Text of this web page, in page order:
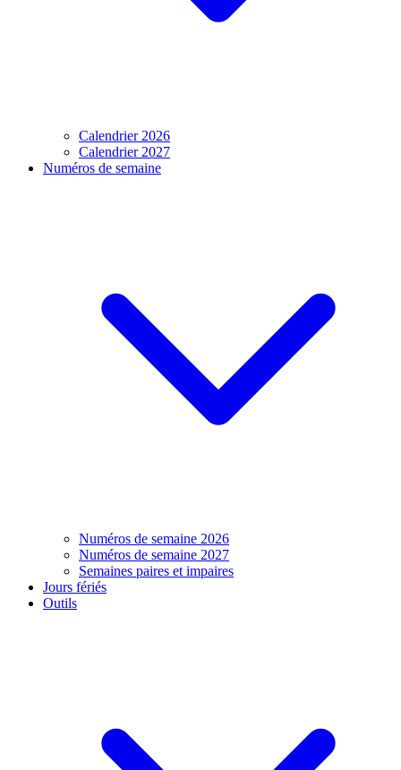
Calendrier 2026
Calendrier 2027
Numéros de semaine
Numéros de semaine 2026
Numéros de semaine 2027
Semaines paires et impaires
Jours fériés
Outils